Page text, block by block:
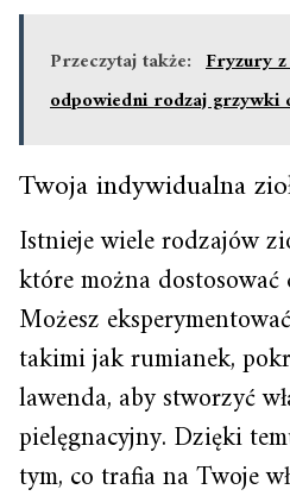
Przeczytaj także: Fryzury
odpowiedni rodzaj grzywki
Twoja indywidualna
Istnieje wiele rodzajów
które można dostosować
Możesz
takimi jak rumianek,
lawenda, aby stworzyć
pielęgnacyjny. Dzięki
tym, co trafia na Twoje